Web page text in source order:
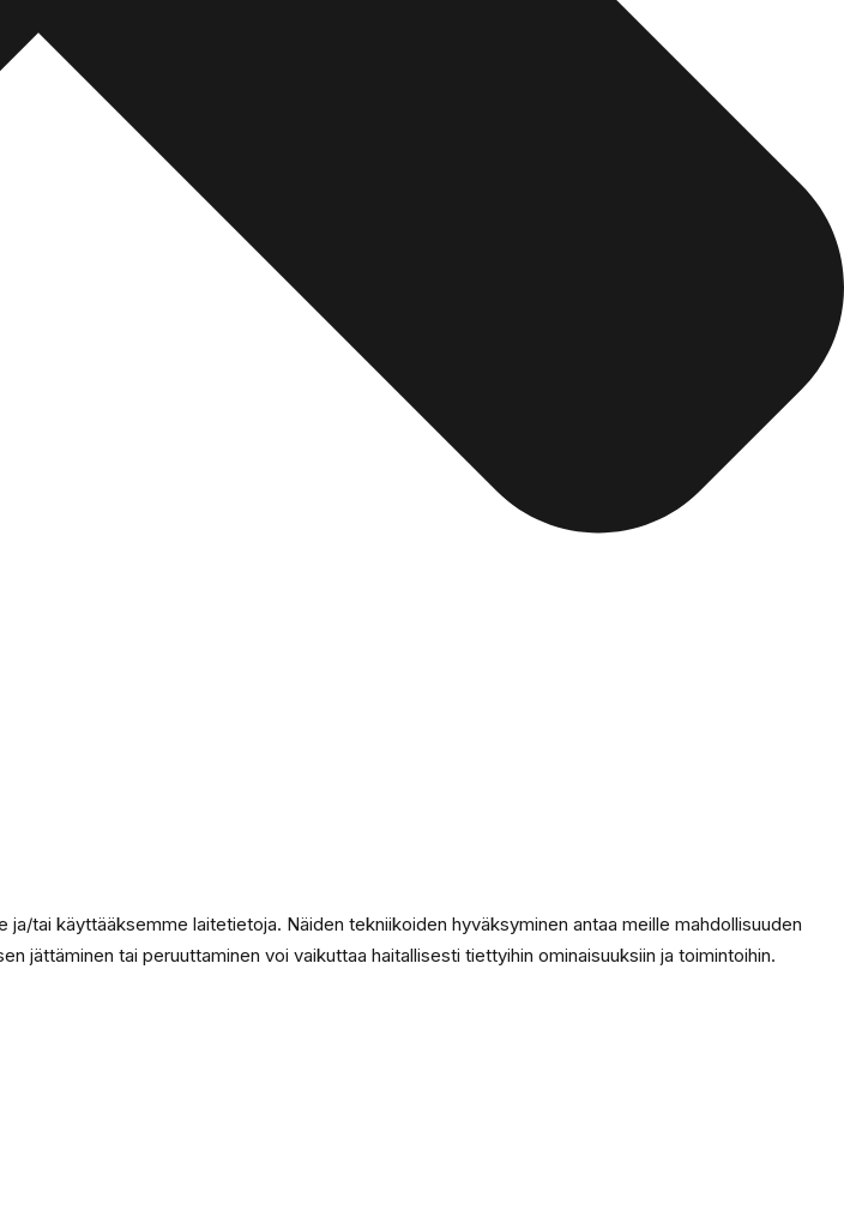
tai käyttääksemme laitetietoja. Näiden tekniikoiden hyväksyminen antaa meille mahdollisuuden
jättäminen tai peruuttaminen voi vaikuttaa haitallisesti tiettyihin ominaisuuksiin ja toimintoihin.